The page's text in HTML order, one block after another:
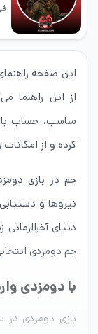
این صفحه
از این راهنما
کرده و از
جم در بازی
نیروها و
دنیای
جم دومزدی
با دومزدی
بازی دومزدی در